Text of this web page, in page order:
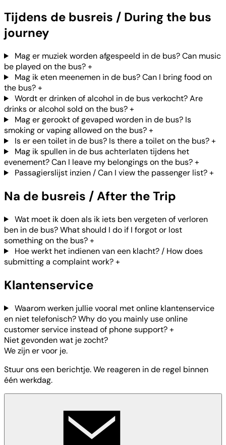
Tijdens de busreis / During the bus
journey
Mag er muziek worden afgespeeld in de bus? Can music
be played on the bus?+
Mag ik eten meenemen in de bus? Can I bring food on
the bus?+
Wordt er drinken of alcohol in de bus verkocht? Are
drinks or alcohol sold on the bus?+
Mag er gerookt of gevaped worden in de bus? Is
smoking or vaping allowed on the bus?+
Is er een toilet in de bus? Is there a toilet on the bus?+
Mag ik spullen in de bus achterlaten tijdens het
evenement? Can I leave my belongings on the bus?+
Passagierslijst inzien / Can I view the passenger list?+
Na de busreis / After the Trip
Wat moet ik doen als ik iets ben vergeten of verloren
ben in de bus? What should I do if I forgot or lost
something on the bus?+
Hoe werkt het indienen van een klacht? / How does
submitting a complaint work?+
Klantenservice
Waarom werken jullie vooral met online klantenservice
en niet telefonisch? Why do you mainly use online
customer service instead of phone support?+
Niet gevonden wat je zocht?
We zijn er voor je.
Stuur ons een berichtje. We reageren in de regel binnen
één werkdag.